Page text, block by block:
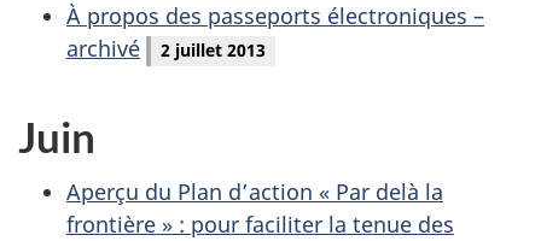
À propos des passeports électroniques –
archivé
2 juillet 2013
Juin
Aperçu du Plan d’action « Par delà la
frontière » : pour faciliter la tenue des